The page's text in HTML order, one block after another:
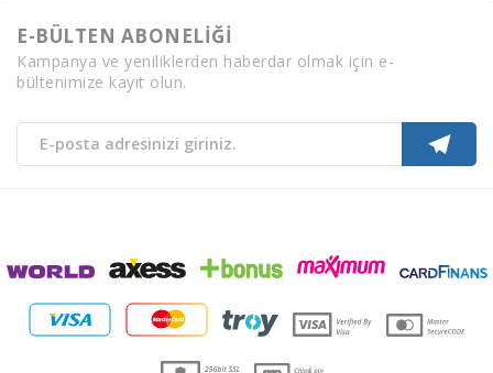
E-BÜLTEN ABONELİĞİ
Kampanya ve yeniliklerden haberdar olmak için e-
bültenimize kayıt olun.